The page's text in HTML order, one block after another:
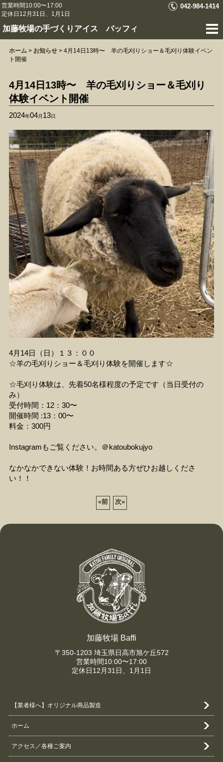
営業時間10:00〜17:00
定休日12月31日、1月1日
042-984-1414
加藤牧場の手づくりアイス バッフィ
ホーム > お知らせ > 4月14日13時〜 羊の毛刈りショー＆毛刈り体験イベン
ト開催
4月14日13時〜 羊の毛刈りショー＆毛刈り
体験イベント開催
2024年04月 13日
4月14日（日）１３：００
☆羊の毛刈りショー＆毛刈り体験を開催します☆
☆毛刈り体験は、先着50名様程度の予定です（当日受付の
み）
受付時間：12：30〜
開催時間 :13：00〜
料金：300円
Instagramもご覧ください。＠katoubokujyo
なかなかできない体験！お時間ある方ぜひお越しくださ
い！！
«前 次»
加藤牧場 Baffi
〒350-1203 埼玉県日高市旭ケ丘572
営業時間10:00〜17:00
定休日12月31日、1月1日
【業者様へ】オリジナル商品製造
ホーム
アクセス／各種ご案内